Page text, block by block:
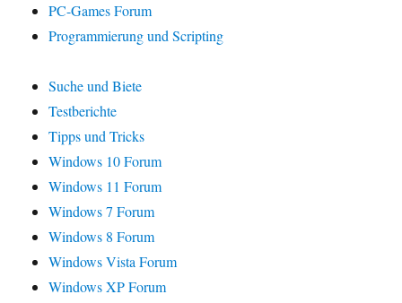
PC-Games Forum
Programmierung und Scripting
Suche und Biete
Testberichte
Tipps und Tricks
Windows 10 Forum
Windows 11 Forum
Windows 7 Forum
Windows 8 Forum
Windows Vista Forum
Windows XP Forum